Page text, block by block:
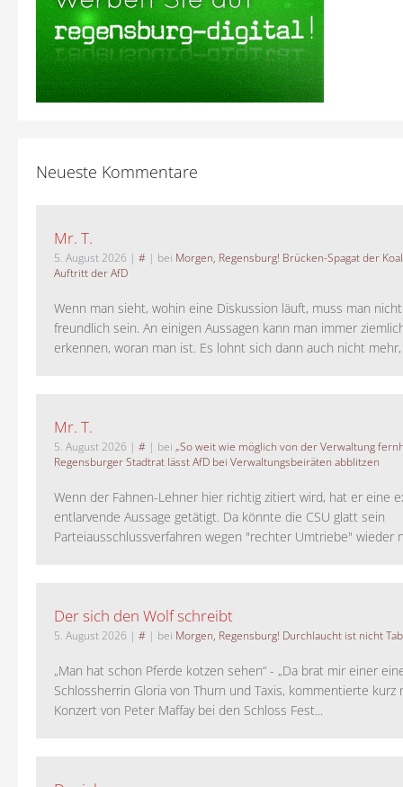
Neueste Kommentare
Mr. T.
5. August 2026 | # | bei Morgen, Regensburg! Brücken-Spagat der
Auftritt der AfD
Wenn man sieht, wohin eine Diskussion läuft, muss man
freundlich sein. An einigen Aussagen kann man immer
erkennen, woran man ist. Es lohnt sich dann auch nicht mehr,
Mr. T.
5. August 2026 | # | bei „So weit wie möglich von der Verwaltung
Regensburger Stadtrat lässt AfD bei Verwaltungsbeiräten abblitzen
Wenn der Fahnen-Lehner hier richtig zitiert wird, hat er eine
entlarvende Aussage getätigt. Da könnte die CSU glatt sein
Parteiausschlussverfahren wegen "rechter Umtriebe" wieder
Der sich den Wolf schreibt
5. August 2026 | # | bei Morgen, Regensburg! Durchlaucht ist nicht
„Man hat schon Pferde kotzen sehen“ - „Da brat mir einer
Schlossherrin Gloria von Thurn und Taxis, kommentierte kurz
Konzert von Peter Maffay bei den Schloss Fest...